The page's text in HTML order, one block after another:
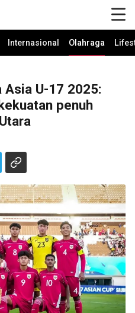
Internasional Olahraga
U-17 2025:
penuh